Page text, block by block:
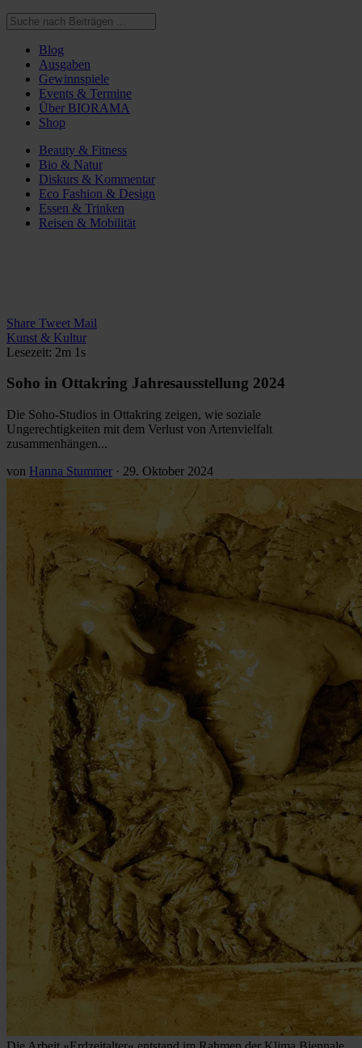
Blog
Ausgaben
Gewinnspiele
Events & Termine
Über BIORAMA
Shop
Beauty & Fitness
Bio & Natur
Diskurs & Kommentar
Eco Fashion & Design
Essen & Trinken
Reisen & Mobilität
Share Tweet Mail
Kunst & Kultur
Lesezeit: 2m 1s
Soho in Ottakring Jahresausstellung 2024
Die Soho-Studios in Ottakring zeigen, wie soziale
Ungerechtigkeiten mit dem Verlust von Artenvielfalt
zusammenhängen...
von Hanna Stummer · 29. Oktober 2024